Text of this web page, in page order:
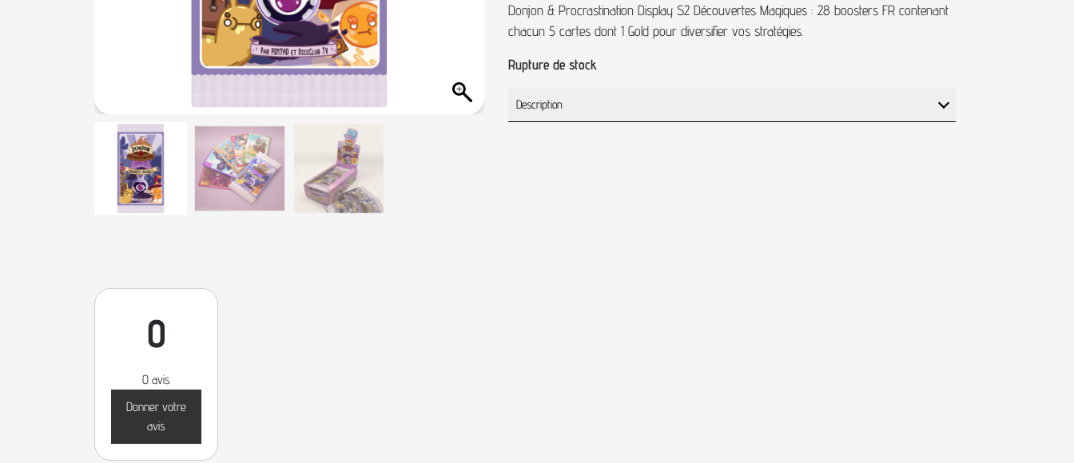
Donjon & Procrastination Display S2 Découvertes Magiques : 28 boosters FR contenant
chacun 5 cartes dont 1 Gold pour diversifier vos stratégies.
Rupture de stock
Description
0
0 avis
Donner votre
avis